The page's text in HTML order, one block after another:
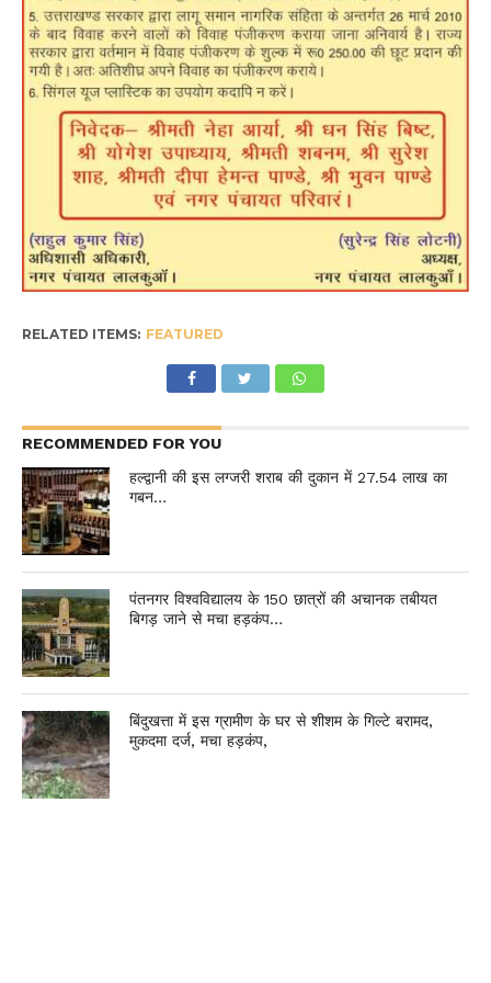
RELATED ITEMS: FEATURED
RECOMMENDED FOR YOU
हल्द्वानी की इस लग्जरी शराब की दुकान में 27.54 लाख का
गबन…
पंतनगर विश्वविद्यालय के 150 छात्रों की अचानक तबीयत
बिगड़ जाने से मचा हड़कंप…
बिंदुखत्ता में इस ग्रामीण के घर से शीशम के गिल्टे बरामद,
मुकदमा दर्ज, मचा हड़कंप,